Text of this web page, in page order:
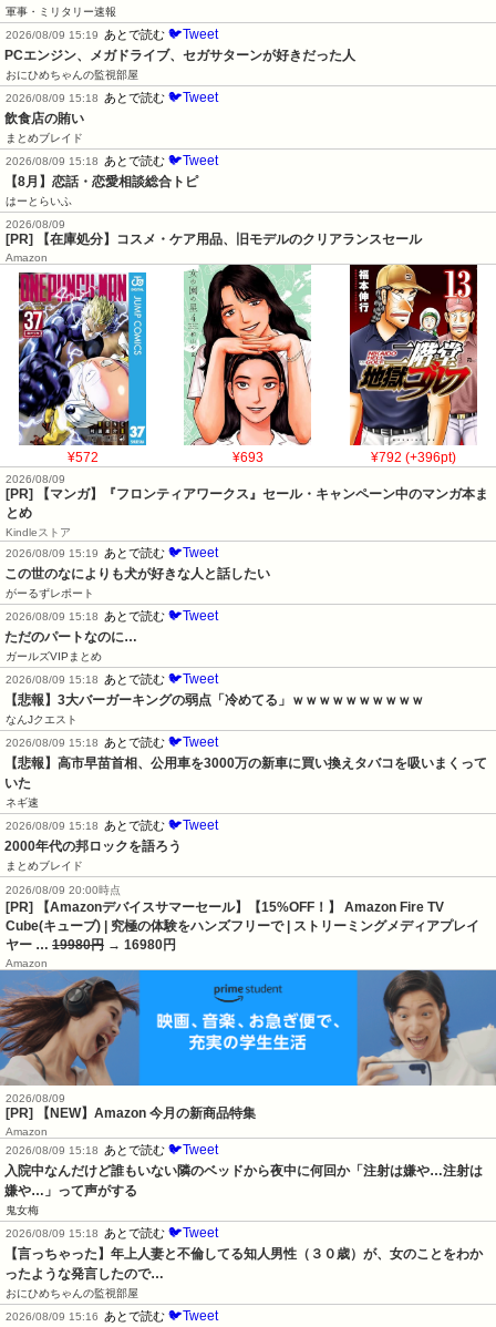
軍事・ミリタリー速報
2026/08/09 15:19
あとで読む 🐦Tweet
PCエンジン、メガドライブ、セガサターンが好きだった人
おにひめちゃんの監視部屋
2026/08/09 15:18
あとで読む 🐦Tweet
飲食店の賄い
まとめブレイド
2026/08/09 15:18
あとで読む 🐦Tweet
【8月】恋話・恋愛相談総合トピ
はーとらいふ
2026/08/09
[PR] 【在庫処分】コスメ・ケア用品、旧モデルのクリアランスセール
Amazon
¥572 ¥693 ¥792 (+396pt)
2026/08/09
[PR] 【マンガ】『フロンティアワークス』セール・キャンペーン中のマンガ本ま
とめ
Kindleストア
2026/08/09 15:19
あとで読む 🐦Tweet
この世のなによりも犬が好きな人と話したい
がーるずレポート
2026/08/09 15:18
あとで読む 🐦Tweet
ただのパートなのに…
ガールズVIPまとめ
2026/08/09 15:18
あとで読む 🐦Tweet
【悲報】3大バーガーキングの弱点「冷めてる」ｗｗｗｗｗｗｗｗｗｗ
なんJクエスト
2026/08/09 15:18
あとで読む 🐦Tweet
【悲報】高市早苗首相、公用車を3000万の新車に買い換えタバコを吸いまくって
いた
ネギ速
2026/08/09 15:18
あとで読む 🐦Tweet
2000年代の邦ロックを語ろう
まとめブレイド
2026/08/09 20:00時点
[PR] 【Amazonデバイスサマーセール】【15%OFF！】 Amazon Fire TV
Cube(キューブ) | 究極の体験をハンズフリーで | ストリーミングメディアプレイ
ヤー … 19980円 → 16980円
Amazon
2026/08/09
[PR] 【NEW】Amazon 今月の新商品特集
Amazon
2026/08/09 15:18
あとで読む 🐦Tweet
入院中なんだけど誰もいない隣のベッドから夜中に何回か「注射は嫌や…注射は
嫌や…」って声がする
鬼女梅
2026/08/09 15:18
あとで読む 🐦Tweet
【言っちゃった】年上人妻と不倫してる知人男性（３０歳）が、女のことをわか
ったような発言したので…
おにひめちゃんの監視部屋
2026/08/09 15:16
あとで読む 🐦Tweet